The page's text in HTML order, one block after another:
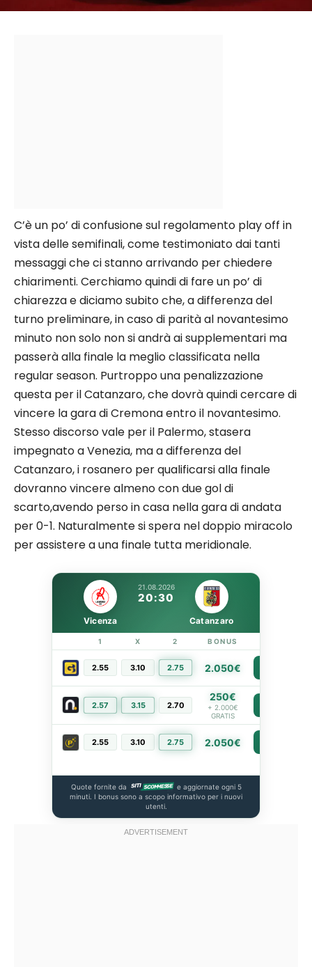
C’è un po’ di confusione sul regolamento play off in
vista delle semifinali, come testimoniato dai tanti
messaggi che ci stanno arrivando per chiedere
chiarimenti. Cerchiamo quindi di fare un po’ di
chiarezza e diciamo subito che, a differenza del
turno preliminare, in caso di parità al novantesimo
minuto non solo non si andrà ai supplementari ma
passerà alla finale la meglio classificata nella
regular season. Purtroppo una penalizzazione
questa per il Catanzaro, che dovrà quindi cercare di
vincere la gara di Cremona entro il novantesimo.
Stesso discorso vale per il Palermo, stasera
impegnato a Venezia, ma a differenza del
Catanzaro, i rosanero per qualificarsi alla finale
dovranno vincere almeno con due gol di
scarto,avendo perso in casa nella gara di andata
per 0-1. Naturalmente si spera nel doppio miracolo
per assistere a una finale tutta meridionale.
21.08.2026
20:30
Vicenza Catanzaro
1 X 2 BONUS
2.55 3.10 2.75 2.050€
2.57 3.15 2.70
250€
+ 2.000€
GRATIS
2.55 3.10 2.75 2.050€
Quote fornite da
e aggiornate ogni 5
minuti. I bonus sono a scopo informativo per i nuovi
utenti.